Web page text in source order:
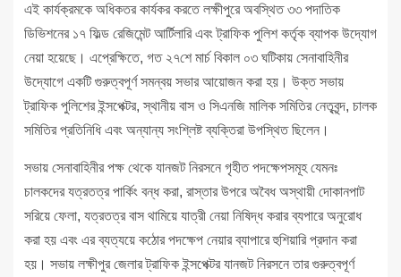
এই কার্যক্রমকে অধিকতর কার্যকর করতে লক্ষীপুরে অবস্থিত ৩৩ পদাতিক
ডিভিশনের ১৭ ফিল্ড রেজিমেন্ট আর্টিলারি এবং ট্রাফিক পুলিশ কর্তৃক ব্যাপক উদ্যোগ
নেয়া হয়েছে। এপ্রেক্ষিতে, গত ২৭শে মার্চ বিকাল ০৩ ঘটিকায় সেনাবাহিনীর
উদ্যোগে একটি গুরুত্বপূর্ণ সমন্বয় সভার আয়োজন করা হয়। উক্ত সভায়
ট্রাফিক পুলিশের ইন্সপেক্টর, স্থানীয় বাস ও সিএনজি মালিক সমিতির নেতৃবৃন্দ, চালক
সমিতির প্রতিনিধি এবং অন্যান্য সংশ্লিষ্ট ব্যক্তিরা উপস্থিত ছিলেন।
সভায় সেনাবাহিনীর পক্ষ থেকে যানজট নিরসনে গৃহীত পদক্ষেপসমূহ যেমনঃ
চালকদের যত্রতত্র পার্কিং বন্ধ করা, রাস্তার উপরে অবৈধ অস্থায়ী দোকানপাট
সরিয়ে ফেলা, যত্রতত্র বাস থামিয়ে যাত্রী নেয়া নিষিদ্ধ করার ব্যপারে অনুরোধ
করা হয় এবং এর ব্যত্যয়ে কঠোর পদক্ষেপ নেয়ার ব্যাপারে হুশিয়ারি প্রদান করা
হয়। সভায় লক্ষীপুর জেলার ট্রাফিক ইন্সপেক্টর যানজট নিরসনে তার গুরুত্বপূর্ণ